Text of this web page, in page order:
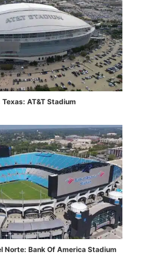
AT&T Stadium
Norte: Bank Of America Stadium